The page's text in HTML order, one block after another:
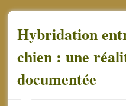
Hybridation
chien : une
documentée